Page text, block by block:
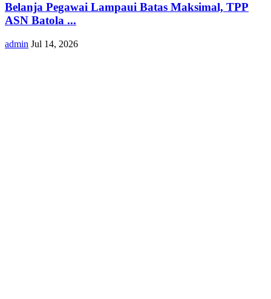
Belanja Pegawai Lampaui Batas Maksimal, TPP
ASN Batola ...
admin Jul 14, 2026